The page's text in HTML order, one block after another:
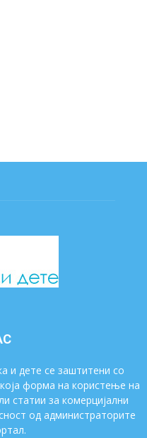
и дете се заштитени со
форма на користење на
статии за комерцијални
од администраторите